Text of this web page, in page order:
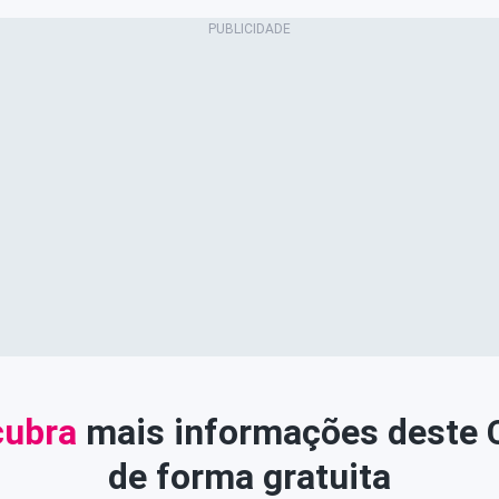
mais informações deste
de forma gratuita